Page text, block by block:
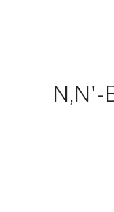
N,N'-